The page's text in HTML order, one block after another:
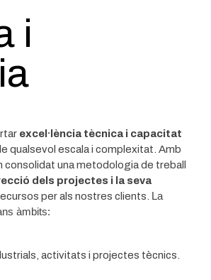
i
excel·lència tècnica i capacitat
qualsevol escala i complexitat. Amb
consolidat una metodologia de treball
dels projectes i la seva
per als nostres clients.
La
àmbits:
activitats i projectes tècnics.